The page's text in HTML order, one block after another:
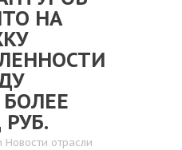
НА
Новости отрасли